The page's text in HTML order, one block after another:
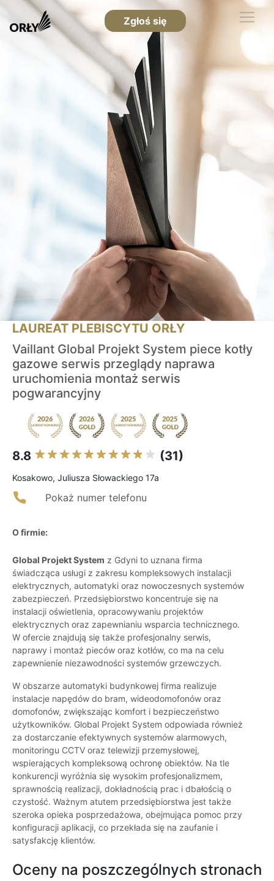
Zgłoś się
LAUREAT PLEBISCYTU ORŁY
Vaillant Global Projekt System piece kotły
gazowe serwis przeglądy naprawa
uruchomienia montaż serwis
pogwarancyjny
8.8 (31)
Kosakowo, Juliusza Słowackiego 17a
Pokaż numer telefonu
O firmie:
Global Projekt System z Gdyni to uznana firma
świadcząca usługi z zakresu kompleksowych instalacji
elektrycznych, automatyki oraz nowoczesnych systemów
zabezpieczeń. Przedsiębiorstwo koncentruje się na
instalacji oświetlenia, opracowywaniu projektów
elektrycznych oraz zapewnianiu wsparcia technicznego.
W ofercie znajdują się także profesjonalny serwis,
naprawy i montaż pieców oraz kotłów, co ma na celu
zapewnienie niezawodności systemów grzewczych.
W obszarze automatyki budynkowej firma realizuje
instalacje napędów do bram, wideodomofonów oraz
domofonów, zwiększając komfort i bezpieczeństwo
użytkowników. Global Projekt System odpowiada również
za dostarczanie efektywnych systemów alarmowych,
monitoringu CCTV oraz telewizji przemysłowej,
wspierających kompleksową ochronę obiektów. Na tle
konkurencji wyróżnia się wysokim profesjonalizmem,
sprawnością realizacji, dokładnością prac i dbałością o
czystość. Ważnym atutem przedsiębiorstwa jest także
szeroka opieka posprzedażowa, obejmująca pomoc przy
konfiguracji aplikacji, co przekłada się na zaufanie i
satysfakcję klientów.
Oceny na poszczególnych stronach